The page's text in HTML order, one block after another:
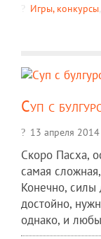
Игры, конкурсы,
Суп с
13 апреля 2014
Скоро Пасха,
самая
Конечно, силы
достойно,
однако, и